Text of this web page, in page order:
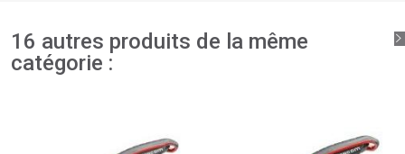
16 autres produits de la même
catégorie :